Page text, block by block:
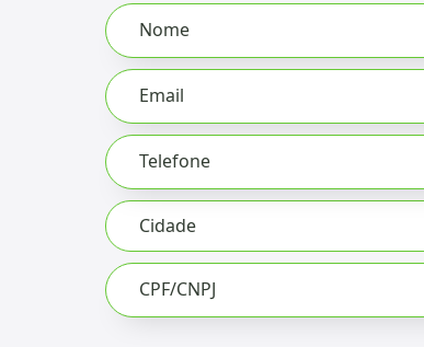
Leave
this
field
blank
Nome
Email
Telefone
CPF/CNPJ